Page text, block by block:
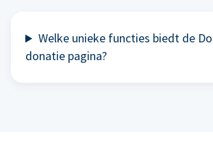
Welke unieke functies biedt de
donatie pagina?